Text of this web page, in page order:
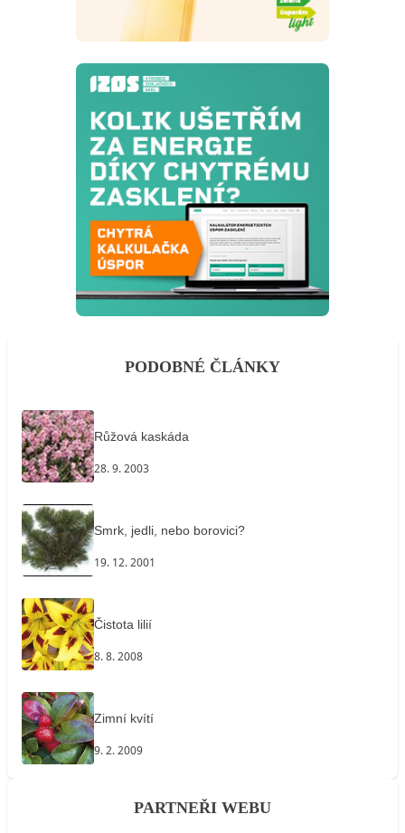
PODOBNÉ ČLÁNKY
Růžová kaskáda
28. 9. 2003
Smrk, jedli, nebo borovici?
19. 12. 2001
Čistota lilií
8. 8. 2008
Zimní kvítí
9. 2. 2009
PARTNEŘI WEBU